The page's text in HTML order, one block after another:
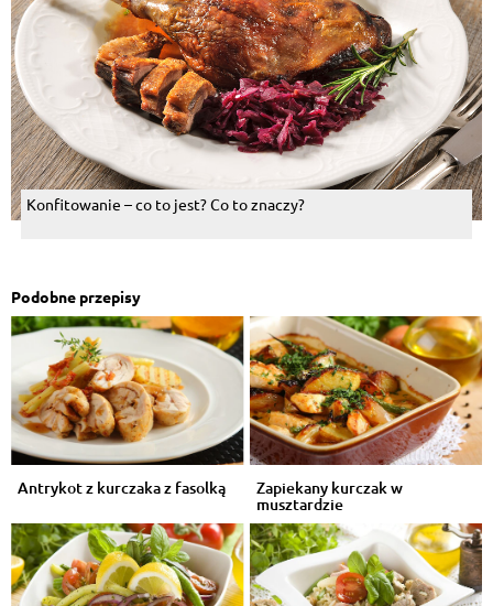
Konfitowanie – co to jest? Co to znaczy?
Podobne przepisy
Antrykot z kurczaka z fasolką Zapiekany kurczak w
musztardzie